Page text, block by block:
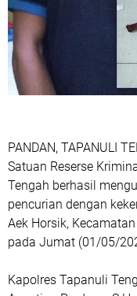
PANDAN, TAPANULI
Satuan Reserse
Tengah berhasil
pencurian dengan
Aek Horsik,
pada Jumat (01/05/
Kapolres Tapanuli